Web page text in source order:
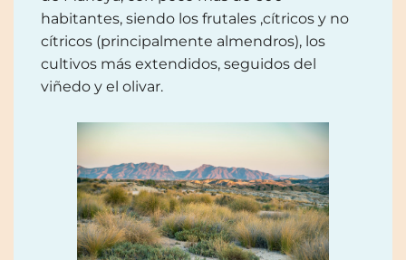
habitantes, siendo los frutales ,cítricos y no
cítricos (principalmente almendros), los
cultivos más extendidos, seguidos del
viñedo y el olivar.